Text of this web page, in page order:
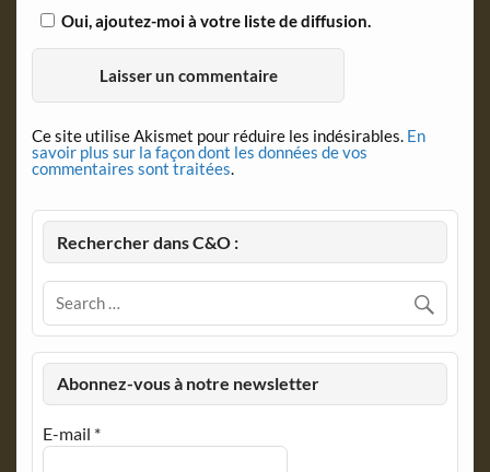
Oui, ajoutez-moi à votre liste de diffusion.
Ce site utilise Akismet pour réduire les indésirables. En
savoir plus sur la façon dont les données de vos
commentaires sont traitées.
Rechercher dans C&O :
Abonnez-vous à notre newsletter
E-mail *